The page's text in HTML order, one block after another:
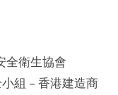
全衛生協會
組 – 香港建造商